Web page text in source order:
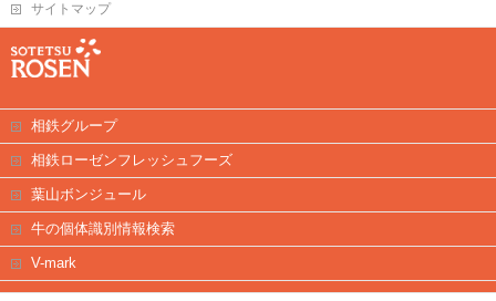
サイトマップ
相鉄グループ
相鉄ローゼンフレッシュフーズ
葉山ボンジュール
牛の個体識別情報検索
V-mark